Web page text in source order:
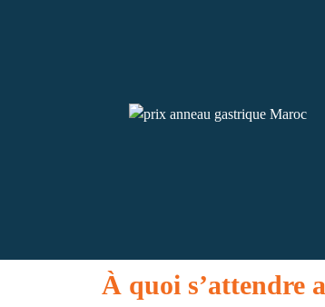
À quoi s’attendre